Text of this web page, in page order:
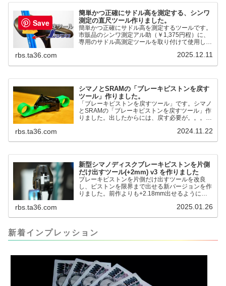
簡単かつ正確にサドル高を測定する、シンワ
測定の直尺ツール作りました。
簡単かつ正確にサドル高を測定するツールです。
市販品のシンワ測定アル助（￥1,375円程）に、
専用のサドル高測定ツールを取り付けて使用しま
るようになりました。シンワ測定(Shinwa
Sokutei)￥1,375Amazon.c...
rbs.ta36.com 2025.12.11
シマノとSRAMの「ブレーキピストンを戻す
ツール」作りました。
「ブレーキピストンを戻すツール」です。シマノ
とSRAMの「ブレーキピストンを戻すツール」作
りました。出したからには、戻す必要が。。。で
だと。。。▶「ブレーキピストンを戻すツール」
るのかというと、出ているピス...
rbs.ta36.com 2024.11.22
新型シマノディスクブレーキピストンを片側
だけ出すツール(+2mm) v3 を作りました
ブレーキピストンを片側だけ出すツールを改良
し、ピストンを限界まで出せる新バージョンを作
りました。前作よりも+2.18mm出せるようにな
って、オイル漏れするまで試しました。最も安全
ましたが、ギリギリまで攻めてますのでピストン
内部の汚れをさらに掃除できると思います。前作
rbs.ta36.com 2025.01.26
新着インプレッション
Save